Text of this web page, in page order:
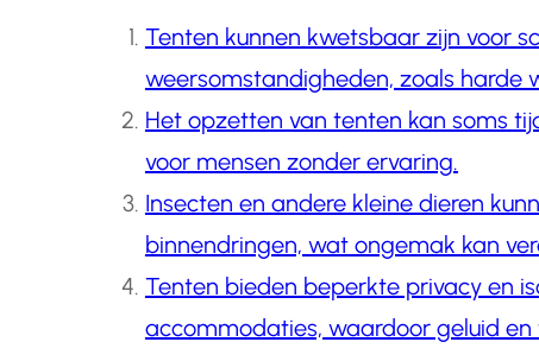
Tenten kunnen kwetsbaar zijn voor
weersomstandigheden, zoals harde
Het opzetten van tenten kan soms
voor mensen zonder ervaring.
Insecten en andere kleine dieren
binnendringen, wat ongemak kan
Tenten bieden beperkte privacy en
accommodaties, waardoor geluid